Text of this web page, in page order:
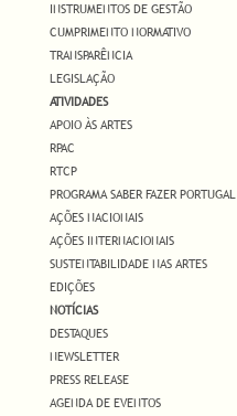
INSTRUMENTOS DE GESTÃO
CUMPRIMENTO NORMATIVO
TRANSPARÊNCIA
LEGISLAÇÃO
ATIVIDADES
APOIO ÀS ARTES
RPAC
RTCP
PROGRAMA SABER FAZER PORTUGAL
AÇÕES NACIONAIS
AÇÕES INTERNACIONAIS
SUSTENTABILIDADE NAS ARTES
EDIÇÕES
NOTÍCIAS
DESTAQUES
NEWSLETTER
PRESS RELEASE
AGENDA DE EVENTOS